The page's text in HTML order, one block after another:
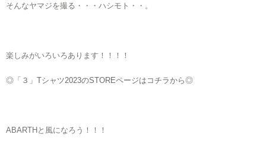
そんなヤマジを撮る・・・ハシモト・・。
楽しみがいろいろあります！！！！
◎「３」Tシャツ2023のSTOREページはコチラから◎
ABARTHと風になろう！！！